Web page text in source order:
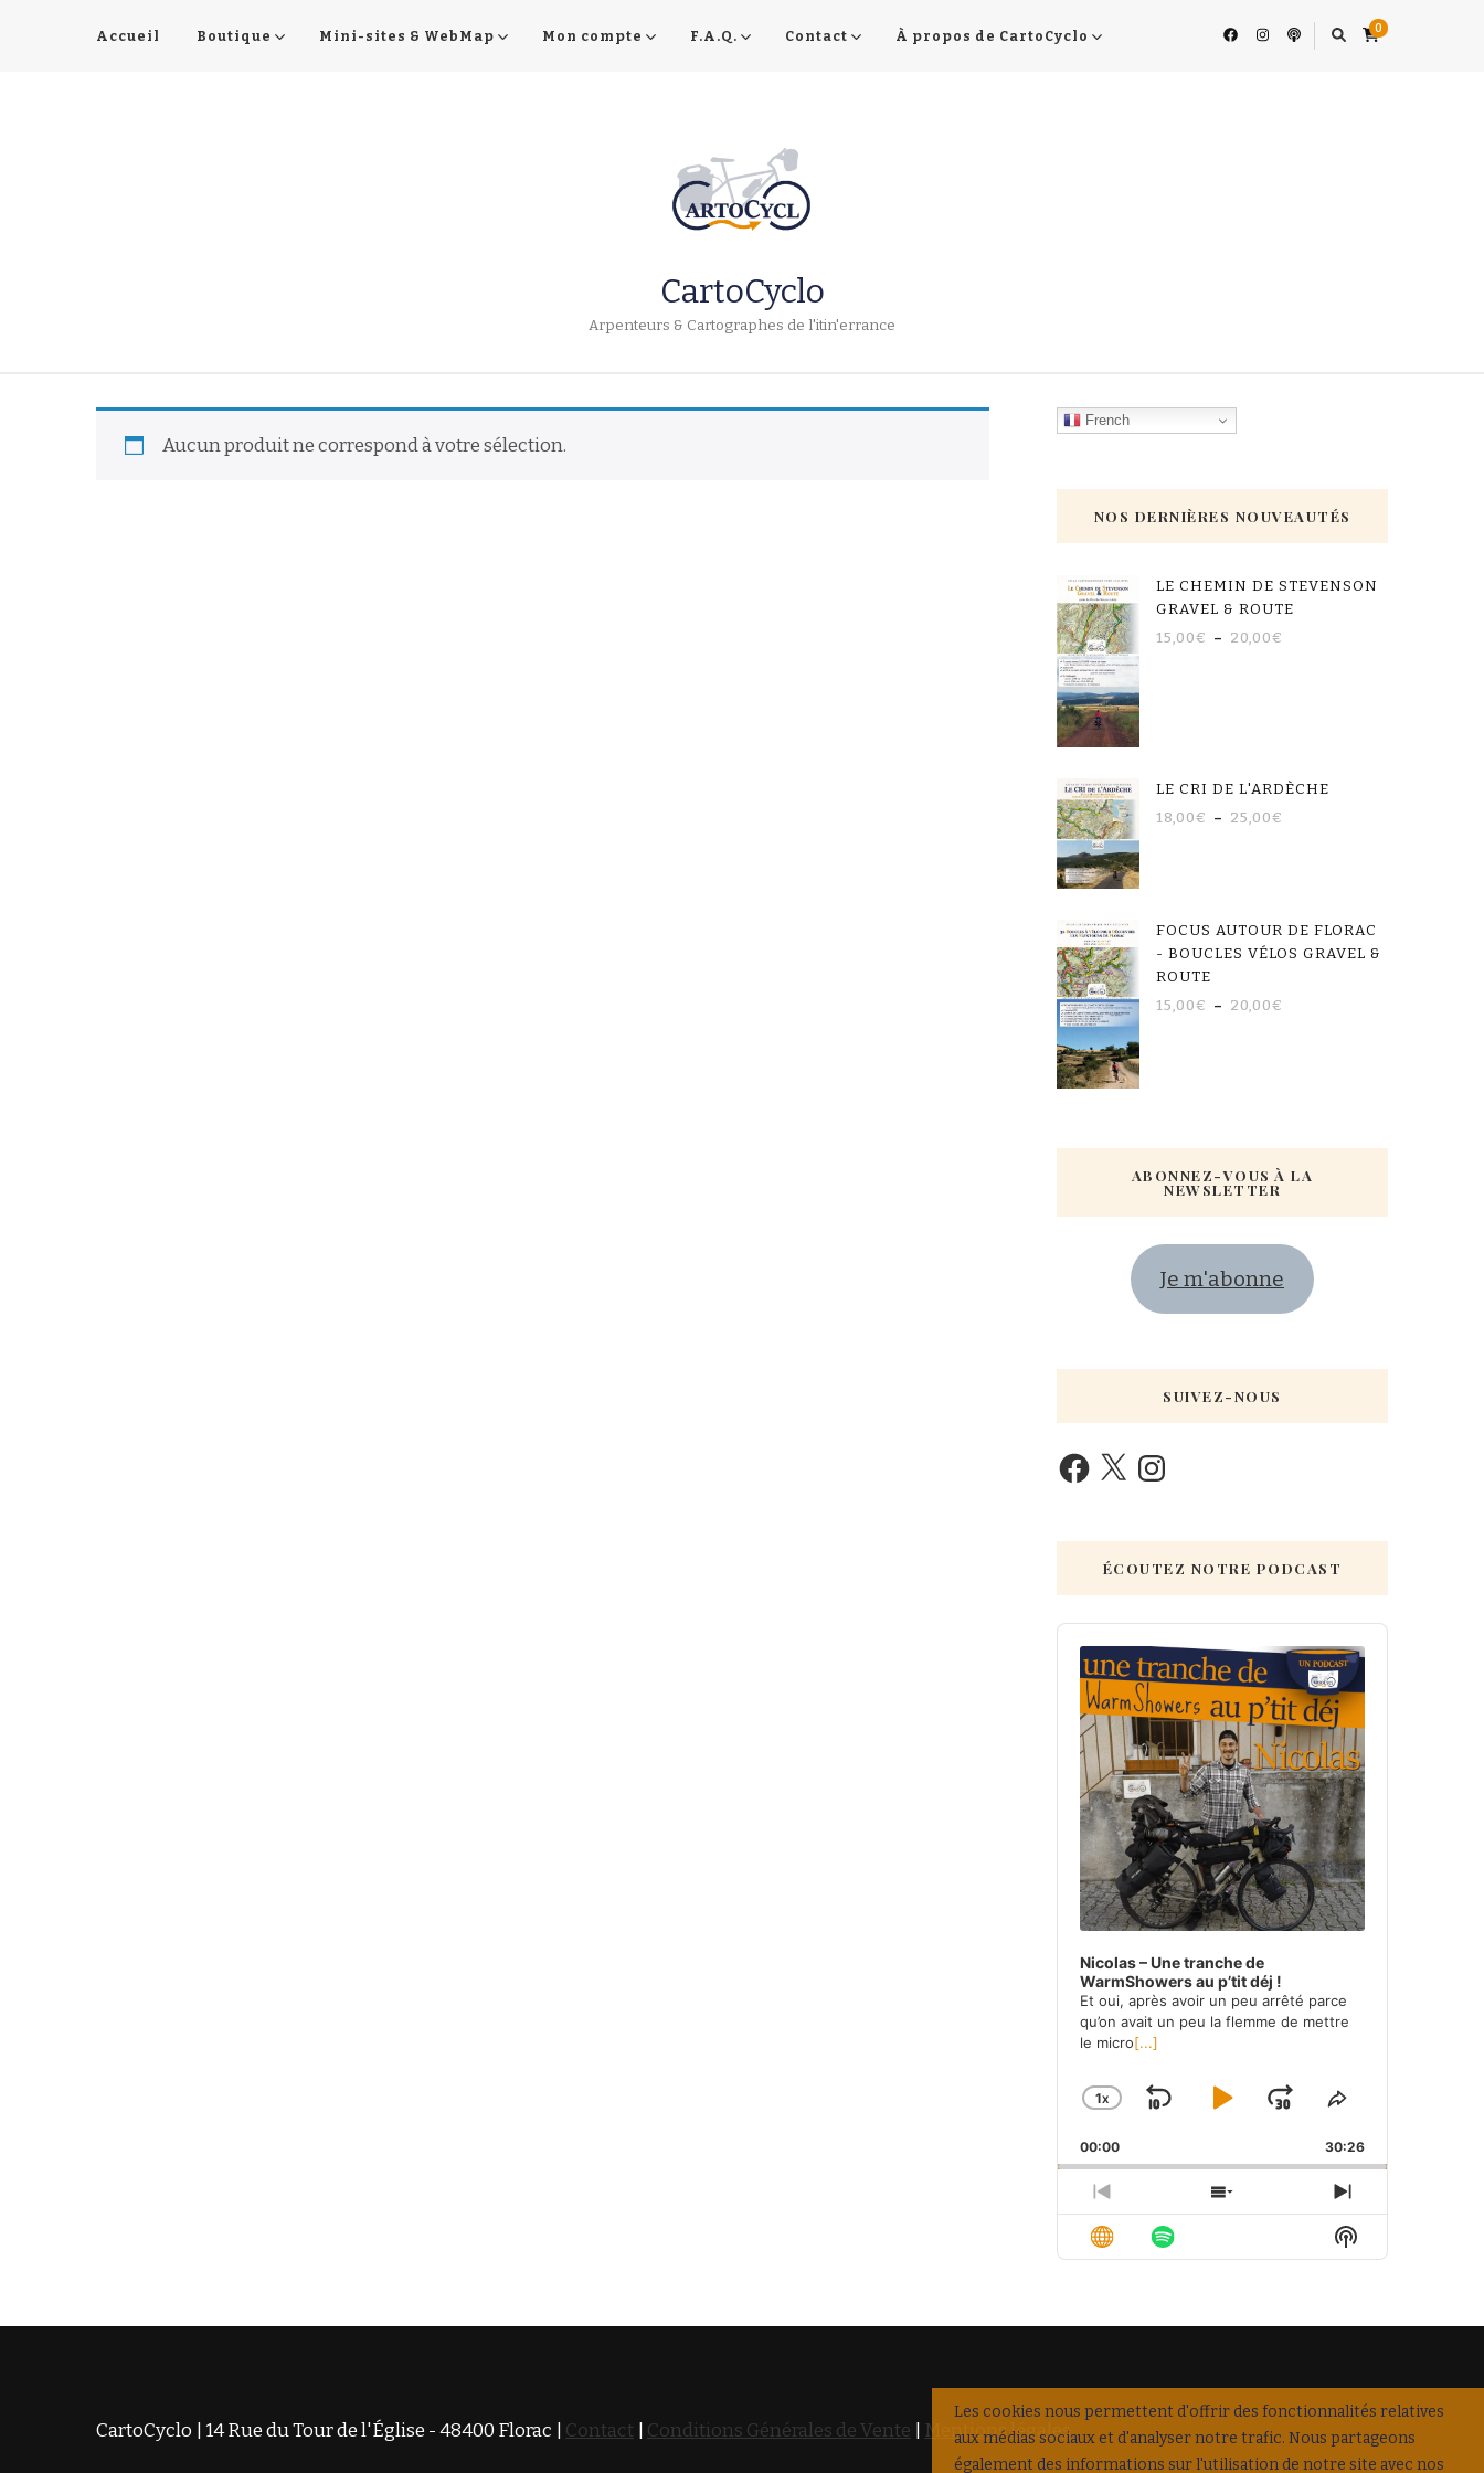
Accueil Boutique Mini-sites & WebMap Mon compte F.A.Q. Contact À propos de CartoCyclo
0
CartoCyclo
Arpenteurs & Cartographes de l'itin'errance
Aucun produit ne correspond à votre sélection.
French
NOS DERNIÈRES NOUVEAUTÉS
LE CHEMIN DE STEVENSON
GRAVEL & ROUTE
15,00€ – 20,00€
LE CRI DE L'ARDÈCHE
18,00€ – 25,00€
FOCUS AUTOUR DE FLORAC
- BOUCLES VÉLOS GRAVEL &
ROUTE
15,00€ – 20,00€
ABONNEZ-VOUS À LA
NEWSLETTER
Je m'abonne
SUIVEZ-NOUS
ÉCOUTEZ NOTRE PODCAST
Audio
Player
Nicolas – Une tranche de
WarmShowers au p’tit déj !
Et oui, après avoir un peu arrêté parce
qu’on avait un peu la flemme de mettre
le micro[...]
CHANGE
RATE
1X
SKIP
BACKWARD
PLAY
PAUSE
JUMP
FORWARD
SHARE
EPISODE
00:00 30:26
PREVIOUS
EPISODE
SHOW
EPISODES
NEXT
EPISODE
Show
Podcast
CartoCyclo | 14 Rue du Tour de l'Église - 48400 Florac | Contact Conditions Générales de Vente Mentions légales
Les cookies nous permettent d'offrir des fonctionnalités relatives
aux médias sociaux et d'analyser notre trafic. Nous partageons
également des informations sur l'utilisation de notre site avec nos